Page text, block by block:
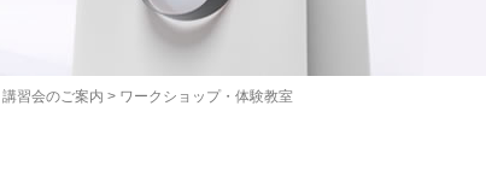
講習会のご案内 > ワークショップ・体験教室